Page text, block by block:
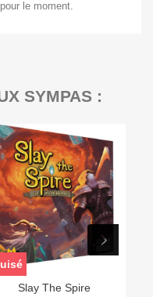
le moment.
SYMPAS :
Slay The Spire